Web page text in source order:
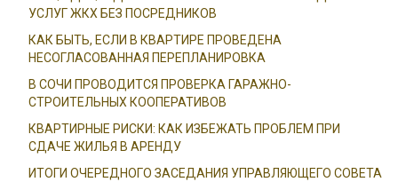
УСЛУГ ЖКХ БЕЗ ПОСРЕДНИКОВ
КАК БЫТЬ, ЕСЛИ В КВАРТИРЕ ПРОВЕДЕНА
НЕСОГЛАСОВАННАЯ ПЕРЕПЛАНИРОВКА
В СОЧИ ПРОВОДИТСЯ ПРОВЕРКА ГАРАЖНО-
СТРОИТЕЛЬНЫХ КООПЕРАТИВОВ
КВАРТИРНЫЕ РИСКИ: КАК ИЗБЕЖАТЬ ПРОБЛЕМ ПРИ
СДАЧЕ ЖИЛЬЯ В АРЕНДУ
ИТОГИ ОЧЕРЕДНОГО ЗАСЕДАНИЯ УПРАВЛЯЮЩЕГО СОВЕТА